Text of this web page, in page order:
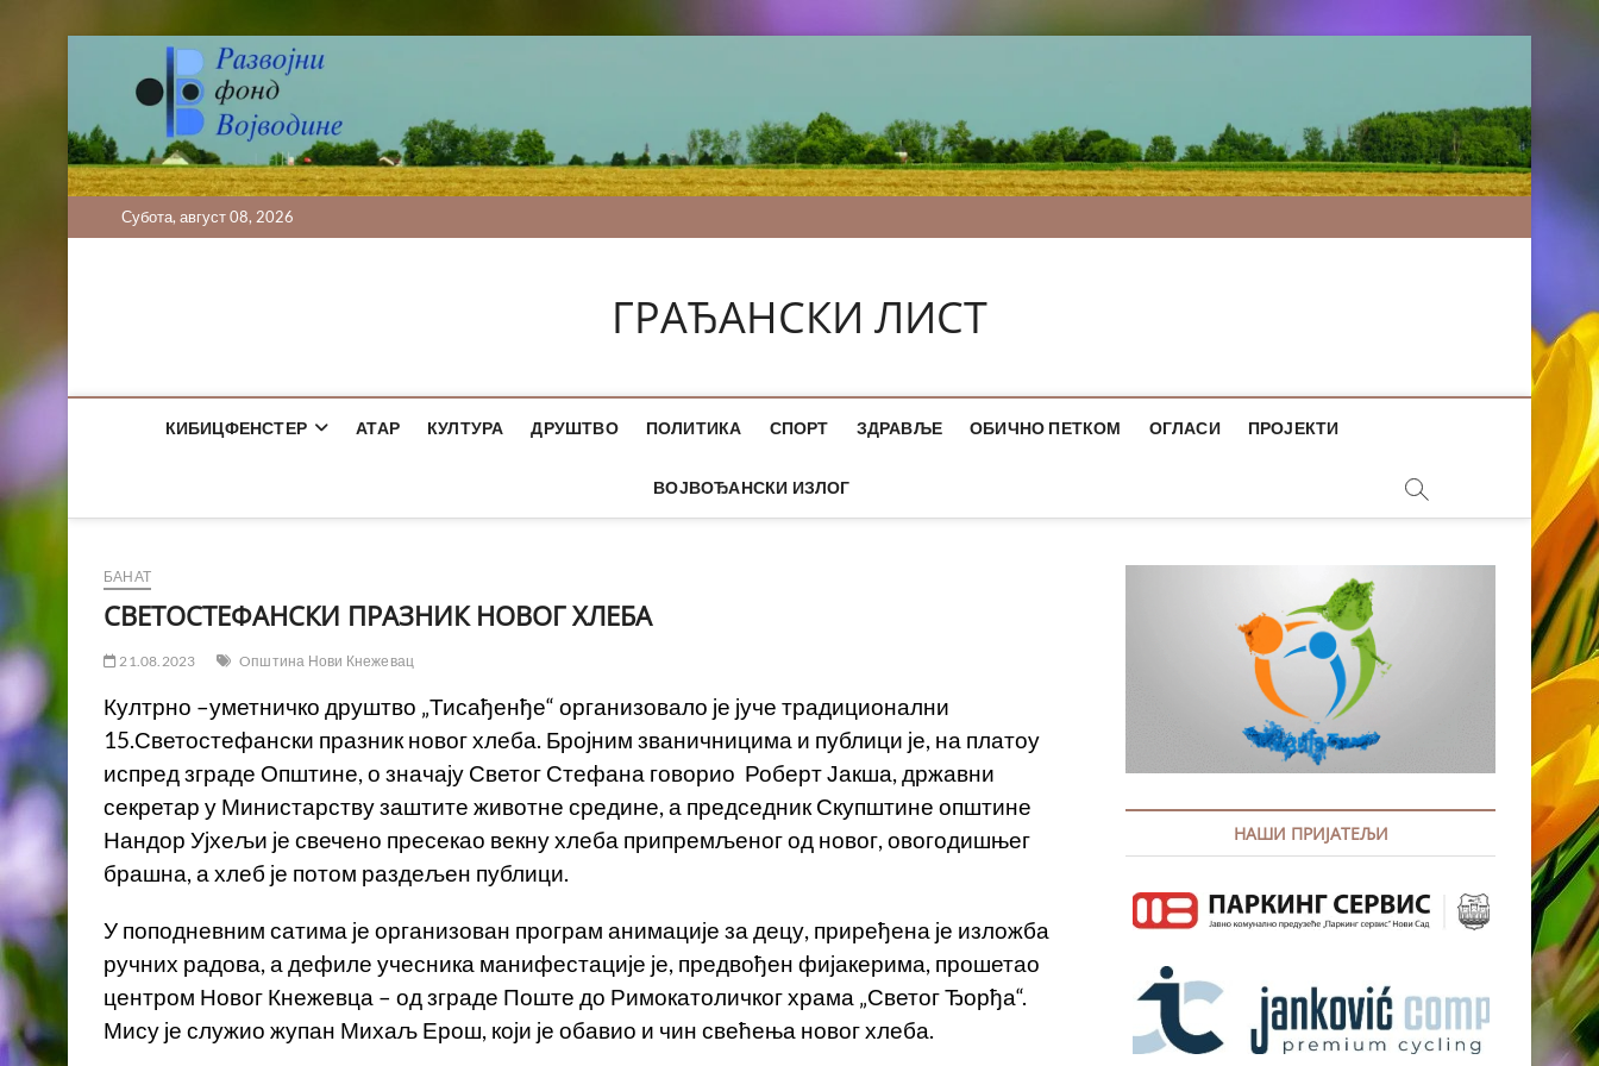
Субота, август 08, 2026
ГРАЂАНСКИ ЛИСТ
КИБИЦФЕНСТЕР АТАР КУЛТУРА ДРУШТВО ПОЛИТИКА СПОРТ ЗДРАВЉЕ ОБИЧНО ПЕТКОМ ОГЛАСИ ПРОЈЕКТИ
ВОЈВОЂАНСКИ ИЗЛОГ
БАНАТ
СВЕТОСТЕФАНСКИ ПРАЗНИК НОВОГ ХЛЕБА
21.08.2023 Oпштина Нови Кнежевац
Култрно –уметничко друштво „Тисађенђе“ организовало је јуче традиционални
15.Светостефански празник новог хлеба. Бројним званичницима и публици је, на платоу
испред зграде Општине, о значају Светог Стефана говорио Роберт Јакша, државни
секретар у Министарству заштите животне средине, а председник Скупштине општине
Нандор Ујхељи је свечено пресекао векну хлеба припремљеног од новог, овогодишњег
брашна, а хлеб је потом раздељен публици.
У поподневним сатима је организован програм анимације за децу, приређена је изложба
ручних радова, а дефиле учесника манифестације је, предвођен фијакерима, прошетао
центром Новог Кнежевца – од зграде Поште до Римокатоличког храма „Светог Ђорђа“.
Мису је служио жупан Михаљ Ерош, који је обавио и чин свећења новог хлеба.
НАШИ ПРИЈАТЕЉИ